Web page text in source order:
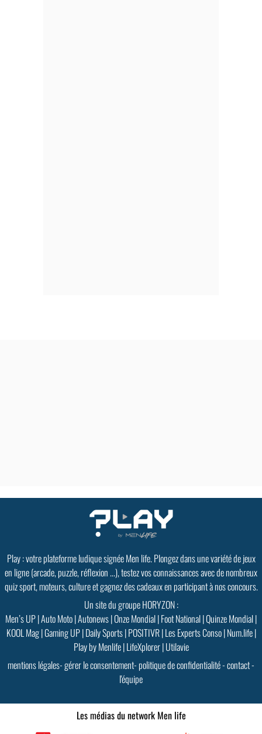
Play : votre plateforme ludique signée Men life. Plongez dans une variété de jeux
en ligne (arcade, puzzle, réflexion ...), testez vos connaissances avec de nombreux
quiz sport, moteurs, culture et gagnez des cadeaux en participant à nos concours.
Un site du groupe HORYZON :
Men’s UP|Auto Moto|Autonews|Onze Mondial|Foot National|Quinze Mondial|
KOOL Mag|Gaming UP|Daily Sports|POSITIVR|Les Experts Conso|Num.life|
Play by Menlife|LifeXplorer|Utilavie
mentions légales-gérer le consentement-politique de confidentialité-contact-
l'équipe
Les médias du network Men life